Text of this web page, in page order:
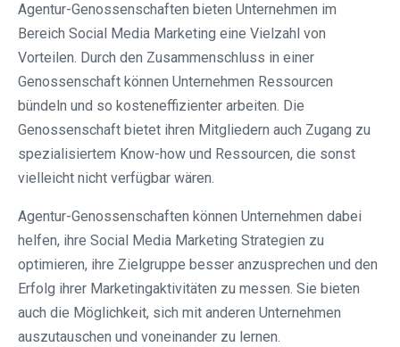
Agentur-Genossenschaften bieten Unternehmen im
Bereich Social Media Marketing eine Vielzahl von
Vorteilen. Durch den Zusammenschluss in einer
Genossenschaft können Unternehmen Ressourcen
bündeln und so kosteneffizienter arbeiten. Die
Genossenschaft bietet ihren Mitgliedern auch Zugang zu
spezialisiertem Know-how und Ressourcen, die sonst
vielleicht nicht verfügbar wären.
Agentur-Genossenschaften können Unternehmen dabei
helfen, ihre Social Media Marketing Strategien zu
optimieren, ihre Zielgruppe besser anzusprechen und den
Erfolg ihrer Marketingaktivitäten zu messen. Sie bieten
auch die Möglichkeit, sich mit anderen Unternehmen
auszutauschen und voneinander zu lernen.